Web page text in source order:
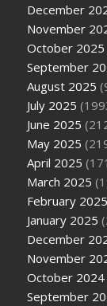
December
November
October 2025
September
August 2025
July 2025
June 2025
May 2025
April 2025
March 2025
February 2025
January 2025
December
November
October 2024
September